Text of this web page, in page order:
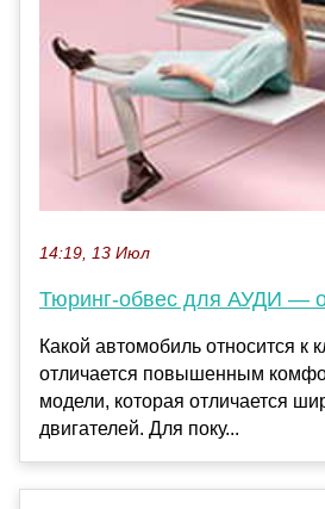
14:19, 13 Июл
Тюринг-обвес для АУДИ —
Какой автомобиль относится к
отличается повышенным
модели, которая отличается
двигателей. Для поку...